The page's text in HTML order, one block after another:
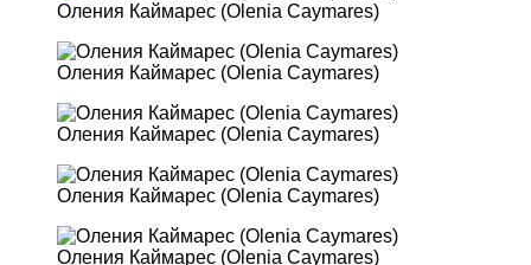
Оления Каймарес (Olenia Caymares)
Оления Каймарес (Olenia Caymares)
Оления Каймарес (Olenia Caymares)
Оления Каймарес (Olenia Caymares)
Оления Каймарес (Olenia Caymares)